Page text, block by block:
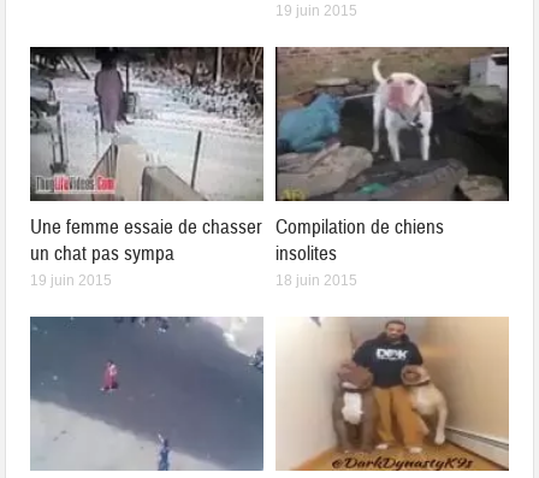
19 juin 2015
Une femme essaie de chasser
un chat pas sympa
19 juin 2015
Compilation de chiens
insolites
18 juin 2015